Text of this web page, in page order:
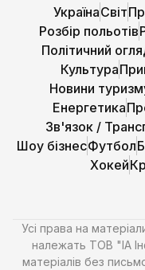
УкраїнаСвіт
Розбір польотів
Політичний
Культура
Новини
Енергетика
Зв'язок /
Шоу бізнесФутбол
Хокей
Усі права на
належать ТОВ "ІА
матеріалів без